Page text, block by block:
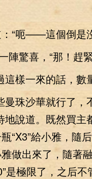
“呃——這個倒是
驚喜，“那！趕緊
一來的話，數
珠沙華就行了，
地說道。既然買
“X3”給小雅，隨
做出來了，隨著
是極限了，之后